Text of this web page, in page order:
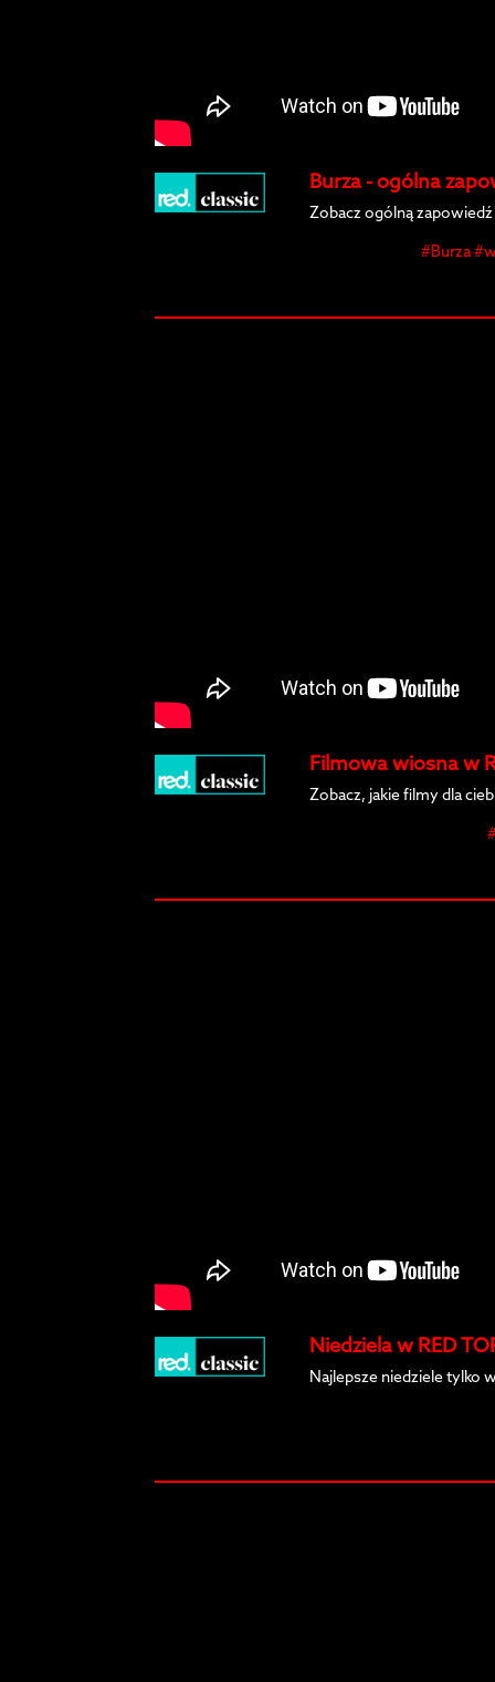
Burza - ogólna
Zobacz ogólną
#Burza
Filmowa wiosna w
Zobacz, jakie filmy dla
Niedziela w RED
Najlepsze niedziele tylko